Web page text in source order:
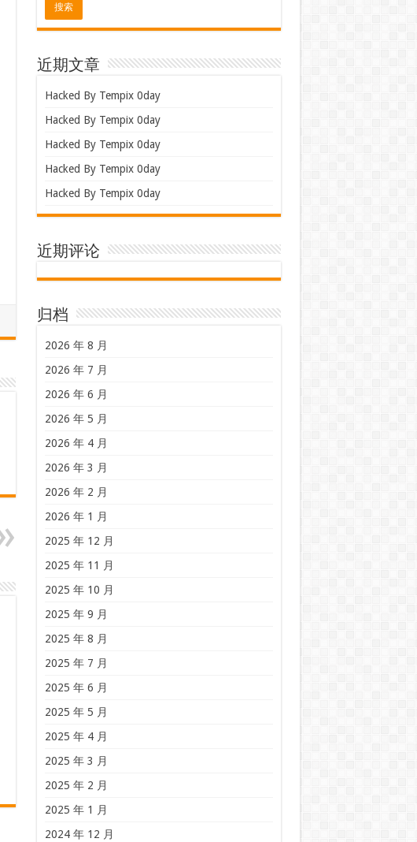
近期文章
Hacked By Tempix 0day
Hacked By Tempix 0day
Hacked By Tempix 0day
Hacked By Tempix 0day
Hacked By Tempix 0day
近期评论
归档
2026 年 8 月
2026 年 7 月
2026 年 6 月
2026 年 5 月
2026 年 4 月
2026 年 3 月
2026 年 2 月
2026 年 1 月
2025 年 12 月
2025 年 11 月
2025 年 10 月
2025 年 9 月
2025 年 8 月
2025 年 7 月
2025 年 6 月
2025 年 5 月
2025 年 4 月
2025 年 3 月
2025 年 2 月
2025 年 1 月
2024 年 12 月